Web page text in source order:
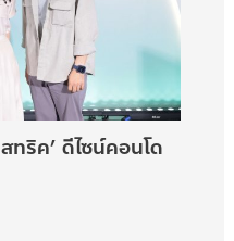
ทริค’ ดีไซน์คอนโด